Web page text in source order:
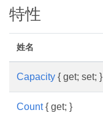
特性
姓名
Capacity { get; set; }
Count{ get; }